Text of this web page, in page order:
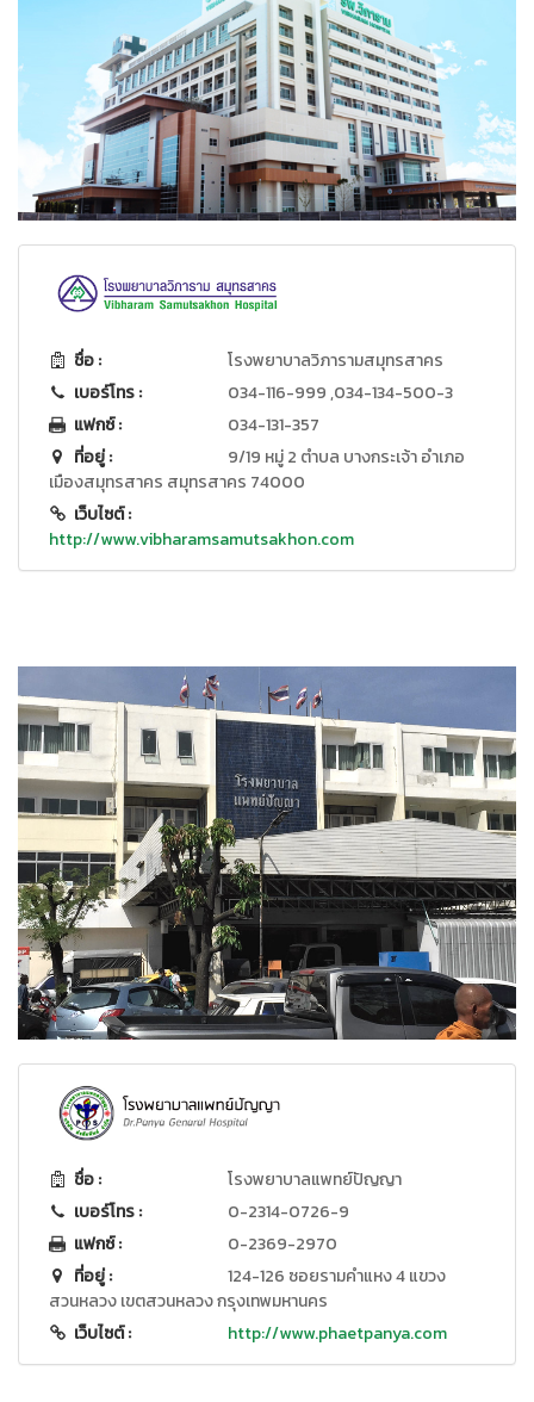
ชื่อ :
โรงพยาบาลวิภารามสมุทรสาคร
เบอร์โทร :
034-116-999 ,034-134-500-3
แฟกซ์ :
034-131-357
ที่อยู่ :
9/19 หมู่ 2 ตำบล บางกระเจ้า อำเภอ
เมืองสมุทรสาคร สมุทรสาคร 74000
เว็บไซต์ :
http://www.vibharamsamutsakhon.com
ชื่อ :
โรงพยาบาลแพทย์ปัญญา
เบอร์โทร :
0-2314-0726-9
แฟกซ์ :
0-2369-2970
ที่อยู่ :
124-126 ซอยรามคำแหง 4 แขวง
สวนหลวง เขตสวนหลวง กรุงเทพมหานคร
เว็บไซต์ :
http://www.phaetpanya.com